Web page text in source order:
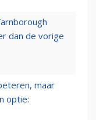
dan de vorige
maar
optie: